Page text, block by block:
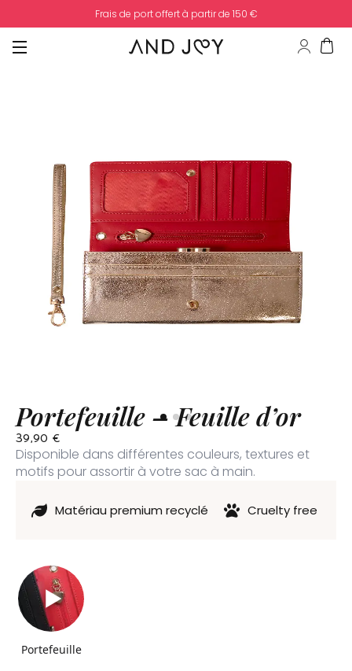
Frais de port offert à partir de 150 €
Portefeuille – Feuille d’or
39,90 €
Disponible dans différentes couleurs, textures et
motifs pour assortir à votre sac à main.
Matériau premium recyclé Cruelty free
Portefeuille